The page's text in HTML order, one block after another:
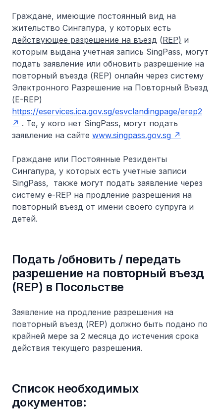
Граждане, имеющие постоянный вид на
жительство Сингапура, у которых есть
действующее разрешение на въезд (REP) и
которым выдана учетная запись SingPass, могут
подать заявление или обновить разрешение на
повторный въезда (REP) онлайн через систему
Электронного Разрешение на Повторный Въезд
(E-REP)
https://eservices.ica.gov.sg/esvclandingpage/erep2
. Те, у кого нет SingPass, могут подать
заявление на сайте www.singpass.gov.sg
Граждане или Постоянные Резиденты
Сингапура, у которых есть учетные записи
SingPass, также могут подать заявление через
систему e-REP на продление разрешения на
повторный въезд от имени своего супруга и
детей.
Подать /обновить / передать
разрешение на повторный въезд
(REP) в Посольстве
Заявление на продление разрешения на
повторный въезд (REP) должно быть подано по
крайней мере за 2 месяца до истечения срока
действия текущего разрешения.
Список необходимых
документов: